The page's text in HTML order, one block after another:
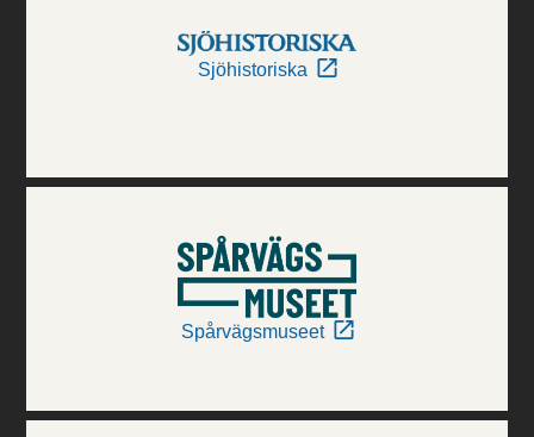
Sjöhistoriska
Spårvägsmuseet